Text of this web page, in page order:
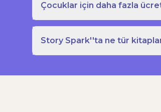
Çocuklar için daha fazla
Story Spark''ta ne tür